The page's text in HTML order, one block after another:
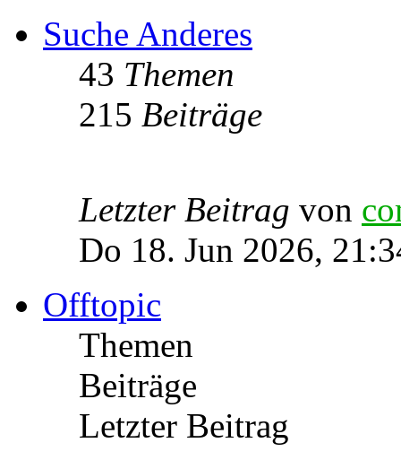
Suche Anderes
43 Themen
215 Beiträge
Letzter Beitrag von
Do 18. Jun 2026,
Offtopic
Themen
Beiträge
Letzter Beitrag